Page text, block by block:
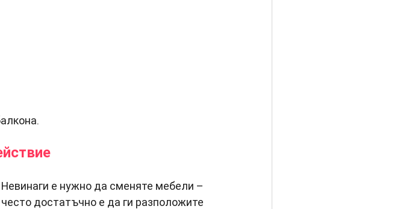
Невинаги е нужно да сменяте мебели –
често достатъчно е да ги разположите